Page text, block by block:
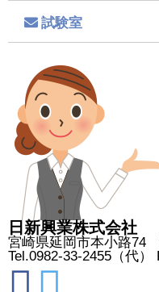
試験室
日新興業株式会社
宮崎県延岡市本小路74
Tel.0982-33-2455（代